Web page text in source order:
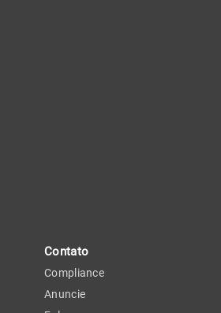
Contato
Compliance
Anuncie